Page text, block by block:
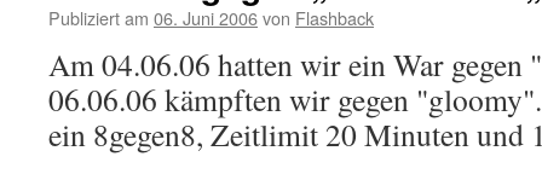
Publiziert am 06. Juni 2006von Flashback
Am 04.06.06 hatten wir ein War gegen
06.06.06 kämpften wir gegen
ein 8gegen8, Zeitlimit 20 Minuten und